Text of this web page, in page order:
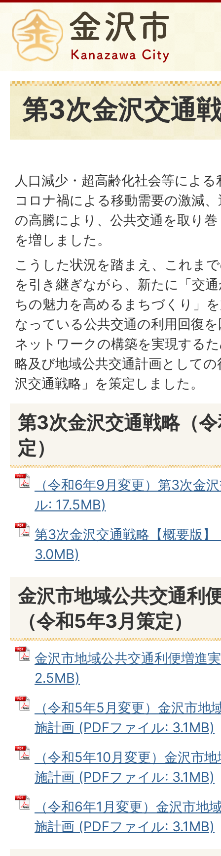
第3次金沢交通
人口減少・超高齢化社会等によ
コロナ禍による移動需要の激減
の高騰により、公共交通を取り
を増しました。
こうした状況を踏まえ、これま
を引き継ぎながら、新たに「交
ちの魅力を高めるまちづくり」
なっている公共交通の利用回復
ネットワークの構築を実現する
略及び地域公共交通計画として
沢交通戦略」を策定しました。
第3次金沢交通戦略（
定）
（令和6年9月変更）第3次金
ル: 17.5MB)
第3次金沢交通戦略【概要版
3.0MB)
金沢市地域公共交通利
（令和5年3月策定）
金沢市地域公共交通利便増進
2.5MB)
（令和5年5月変更）金沢市地
施計画 (PDFファイル: 3.1MB)
（令和5年10月変更）金沢市
施計画 (PDFファイル: 3.1MB)
（令和6年1月変更）金沢市地
施計画 (PDFファイル: 3.1MB)